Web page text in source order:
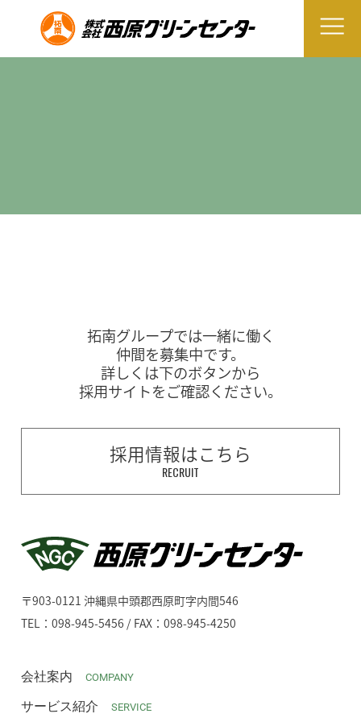
拓南グループでは一緒に働く
仲間を募集中です。
詳しくは下のボタンから
採用サイトをご確認ください。
採用情報はこちら
RECRUIT
〒903-0121 沖縄県中頭郡西原町字内間546
TEL：098-945-5456 / FAX：098-945-4250
会社案内 COMPANY
サービス紹介 SERVICE